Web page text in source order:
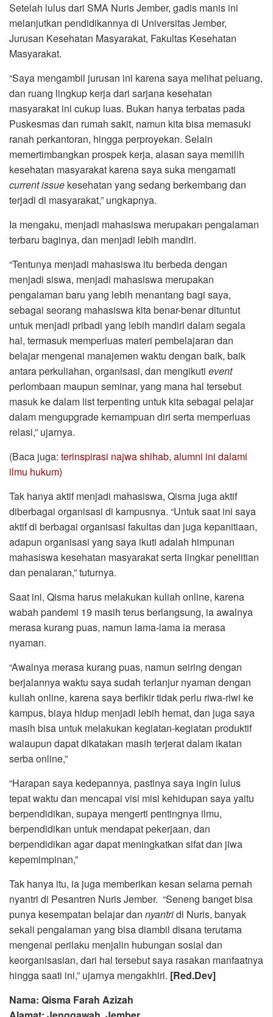
Setelah lulus dari SMA Nuris Jember, gadis manis ini
melanjutkan pendidikannya di Universitas Jember,
Jurusan Kesehatan Masyarakat, Fakultas Kesehatan
Masyarakat.
“Saya mengambil jurusan ini karena saya melihat peluang,
dan ruang lingkup kerja dari sarjana kesehatan
masyarakat ini cukup luas. Bukan hanya terbatas pada
Puskesmas dan rumah sakit, namun kita bisa memasuki
ranah perkantoran, hingga perproyekan. Selain
memertimbangkan prospek kerja, alasan saya memilih
kesehatan masyarakat karena saya suka mengamati
current issue kesehatan yang sedang berkembang dan
terjadi di masyarakat,” ungkapnya.
Ia mengaku, menjadi mahasiswa merupakan pengalaman
terbaru baginya, dan menjadi lebih mandiri.
“Tentunya menjadi mahasiswa itu berbeda dengan
menjadi siswa, menjadi mahasiswa merupakan
pengalaman baru yang lebih menantang bagi saya,
sebagai seorang mahasiswa kita benar-benar dituntut
untuk menjadi pribadi yang lebih mandiri dalam segala
hal, termasuk memperluas materi pembelajaran dan
belajar mengenai manajemen waktu dengan baik, baik
antara perkuliahan, organisasi, dan mengikuti event
perlombaan maupun seminar, yang mana hal tersebut
masuk ke dalam list terpenting untuk kita sebagai pelajar
dalam mengupgrade kemampuan diri serta memperluas
relasi,” ujarnya.
(Baca juga: terinspirasi najwa shihab, alumni ini dalami
ilmu hukum)
Tak hanya aktif menjadi mahasiswa, Qisma juga aktif
diberbagai organisasi di kampusnya. “Untuk saat ini saya
aktif di berbagai organisasi fakultas dan juga kepanitiaan,
adapun organisasi yang saya ikuti adalah himpunan
mahasiswa kesehatan masyarakat serta lingkar penelitian
dan penalaran,” tuturnya.
Saat ini, Qisma harus melakukan kuliah online, karena
wabah pandemi 19 masih terus berlangsung, ia awalnya
merasa kurang puas, namun lama-lama ia merasa
nyaman.
“Awalnya merasa kurang puas, namun seiring dengan
berjalannya waktu saya sudah terlanjur nyaman dengan
kuliah online, karena saya berfikir tidak perlu riwa-riwi ke
kampus, biaya hidup menjadi lebih hemat, dan juga saya
masih bisa untuk melakukan kegiatan-kegiatan produktif
walaupun dapat dikatakan masih terjerat dalam ikatan
serba online,”
“Harapan saya kedepannya, pastinya saya ingin lulus
tepat waktu dan mencapai visi misi kehidupan saya yaitu
berpendidikan, supaya mengerti pentingnya ilmu,
berpendidikan untuk mendapat pekerjaan, dan
berpendidikan agar dapat meningkatkan sifat dan jiwa
kepemimpinan,”
Tak hanya itu, ia juga memberikan kesan selama pernah
nyantri di Pesantren Nuris Jember. “Seneng banget bisa
punya kesempatan belajar dan nyantridi Nuris, banyak
sekali pengalaman yang bisa diambil disana terutama
mengenai perilaku menjalin hubungan sosial dan
keorganisasian, dari hal tersebut saya rasakan manfaatnya
hingga saati ini,” ujarnya mengakhiri. [Red.Dev]
Nama: Qisma Farah Azizah